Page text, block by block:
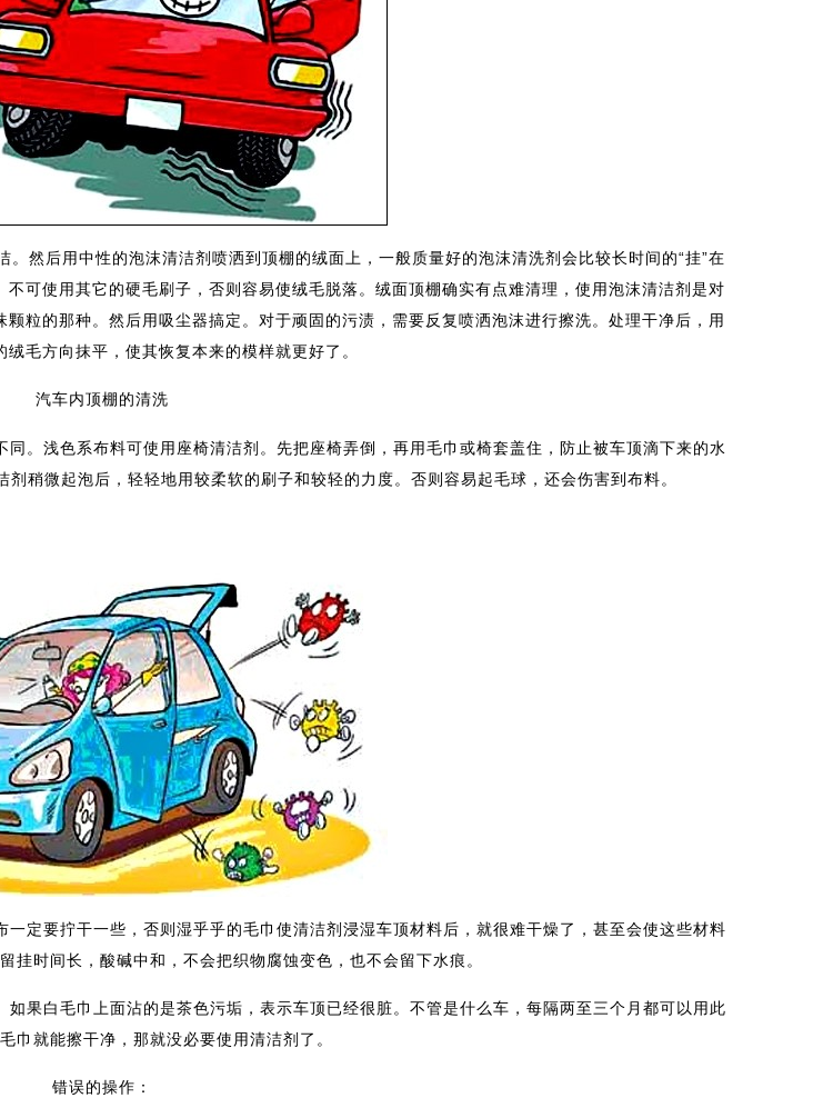
后用中性的泡沫清洁剂喷洒到顶棚的绒面上，一般质量好的泡沫清洗剂会比较长时间的“挂”在
可使用其它的硬毛刷子，否则容易使绒毛脱落。绒面顶棚确实有点难清理，使用泡沫清洁剂是对
粒的那种。然后用吸尘器搞定。对于顽固的污渍，需要反复喷洒泡沫进行擦洗。处理干净后，用
毛方向抹平，使其恢复本来的模样就更好了。
汽车内顶棚的清洗
浅色系布料可使用座椅清洁剂。先把座椅弄倒，再用毛巾或椅套盖住，防止被车顶滴下来的水
稍微起泡后，轻轻地用较柔软的刷子和较轻的力度。否则容易起毛球，还会伤害到布料。
要拧干一些，否则湿乎乎的毛巾使清洁剂浸湿车顶材料后，就很难干燥了，甚至会使这些材料
挂时间长，酸碱中和，不会把织物腐蚀变色，也不会留下水痕。
白毛巾上面沾的是茶色污垢，表示车顶已经很脏。不管是什么车，每隔两至三个月都可以用此
巾就能擦干净，那就没必要使用清洁剂了。
错误的操作：